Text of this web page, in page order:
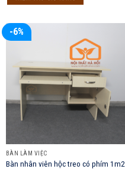
-6%
BÀN LÀM VIỆC
Bàn nhân viên hộc treo có phím 1m2